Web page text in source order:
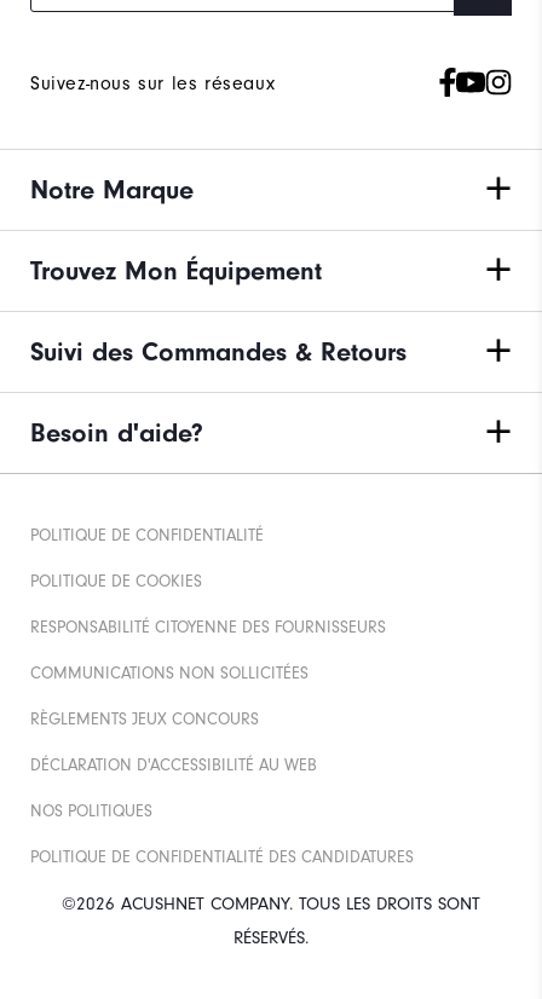
Suivez-nous sur les réseaux
Notre Marque
Trouvez Mon Équipement
Suivi des Commandes & Retours
Besoin d'aide?
©2026 ACUSHNET COMPANY. TOUS LES DROITS SONT
RÉSERVÉS.
POLITIQUE DE CONFIDENTIALITÉ
POLITIQUE DE COOKIES
RESPONSABILITÉ CITOYENNE DES FOURNISSEURS
COMMUNICATIONS NON SOLLICITÉES
RÈGLEMENTS JEUX CONCOURS
DÉCLARATION D'ACCESSIBILITÉ AU WEB
NOS POLITIQUES
POLITIQUE DE CONFIDENTIALITÉ DES CANDIDATURES